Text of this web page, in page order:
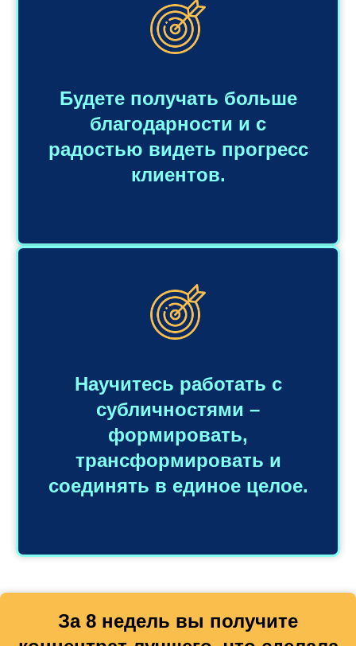
Будете получать больше
благодарности и с
радостью видеть прогресс
клиентов.
Научитесь работать с
субличностями –
формировать,
трансформировать и
соединять в единое целое.
За 8 недель вы получите